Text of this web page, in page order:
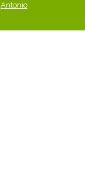
Antonio